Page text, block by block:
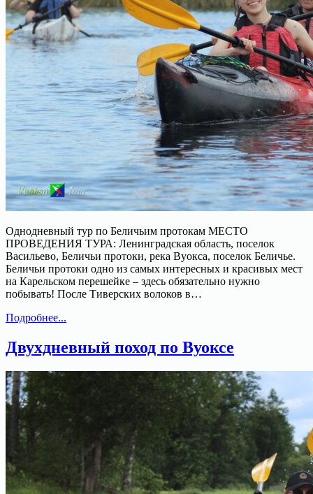
Однодневный тур по Беличьим протокам МЕСТО
ПРОВЕДЕНИЯ ТУРА: Ленинградская область, поселок
Васильево, Беличьи протоки, река Вуокса, поселок Беличье.
Беличьи протоки одно из самых интересных и красивых мест
на Карельском перешейке – здесь обязательно нужно
побывать! После Тиверских волоков в…
Подробнее...
Беличьим
Двухдневный поход по Вуоксе